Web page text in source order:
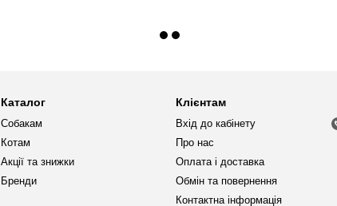
Каталог
Собакам
Котам
Акції та знижки
Бренди
Клієнтам
Вхід до кабінету
Про нас
Оплата і доставка
Обмін та повернення
Контактна інформація